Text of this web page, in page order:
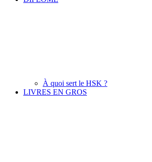
À quoi sert le HSK ?
LIVRES EN GROS